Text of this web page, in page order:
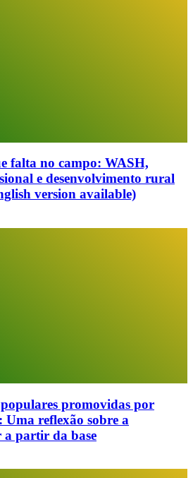
falta no campo: WASH,
e desenvolvimento rural
version available)
populares promovidas por
reflexão sobre a
a partir da base